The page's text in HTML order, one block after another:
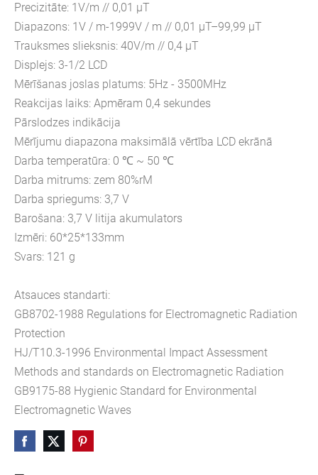
Precizitāte: 1V/m // 0,01 μT
Diapazons: 1V / m-1999V / m // 0,01 μT–99,99 μT
Trauksmes slieksnis: 40V/m // 0,4 μT
Displejs: 3-1/2 LCD
Mērīšanas joslas platums: 5Hz - 3500MHz
Reakcijas laiks: Apmēram 0,4 sekundes
Pārslodzes indikācija
Mērījumu diapazona maksimālā vērtība LCD ekrānā
Darba temperatūra: 0 ℃ ~ 50 ℃
Darba mitrums: zem 80%rM
Darba spriegums: 3,7 V
Barošana: 3,7 V litija akumulators
Izmēri: 60*25*133mm
Svars: 121 g
Atsauces standarti:
GB8702-1988 Regulations for Electromagnetic Radiation
Protection
HJ/T10.3-1996 Environmental Impact Assessment
Methods and standards on Electromagnetic Radiation
GB9175-88 Hygienic Standard for Environmental
Electromagnetic Waves